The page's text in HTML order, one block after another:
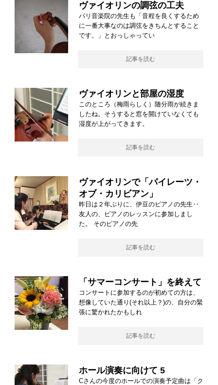
ヴァイオリンの調弦の工夫
パリ音楽院の先生も「音程を良くするため
に一番大事なのは調弦をきちんとすること
です。」とおっしゃってい
記事を読む
ヴァイオリンと部屋の湿度
このところ（梅雨らしく）随分雨が続きま
したね。そうすると窓を開けていなくても
湿度が上がってきます。
記事を読む
ヴァイオリンで「パイレーツ・
オブ・カリビアン」
昨日は２年ぶりに、伊豆のピアノの先生‥
友人の、ピアノのレッスンに参加しまし
た。 そのピアノの先
記事を読む
「サマーコンサート」を終えて
コンサートに参加するのが初めての方は、
想像していた通り(それ以上？)の、自分の緊
張に驚かれたかもしれ
記事を読む
ホール演奏に向けて 5
Cさんの今度のホールでの演奏予定曲は「ク